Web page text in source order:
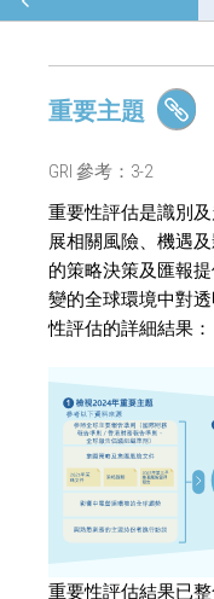
重要主題
GRI 參考： 3-2
重要性評估是識別
展相關風險、機遇
的策略決策及匯報
變的全球環境中對
性評估的詳細結果：
重要性評估結果已